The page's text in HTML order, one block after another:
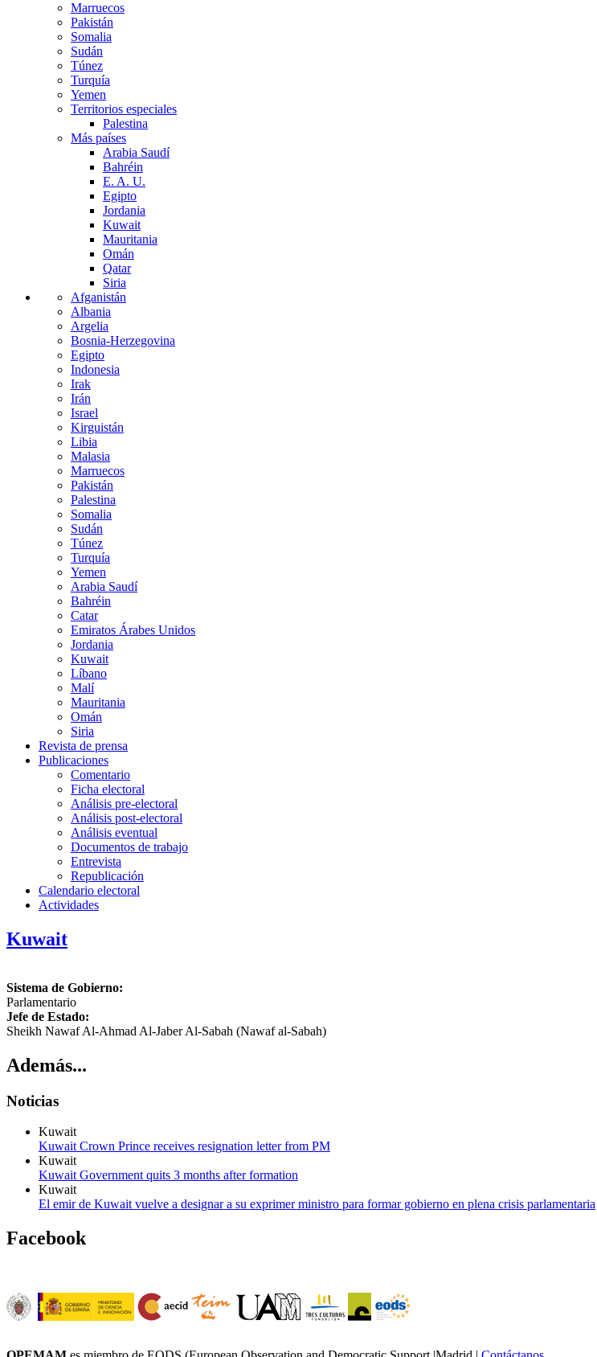
Marruecos
Pakistán
Somalia
Sudán
Túnez
Turquía
Yemen
Territorios especiales
Palestina
Más países
Arabia Saudí
Bahréin
E. A. U.
Egipto
Jordania
Kuwait
Mauritania
Omán
Qatar
Siria
Afganistán
Albania
Argelia
Bosnia-Herzegovina
Egipto
Indonesia
Irak
Irán
Israel
Kirguistán
Libia
Malasia
Marruecos
Pakistán
Palestina
Somalia
Sudán
Túnez
Turquía
Yemen
Arabia Saudí
Bahréin
Catar
Emiratos Árabes Unidos
Jordania
Kuwait
Líbano
Malí
Mauritania
Omán
Siria
Revista de prensa
Publicaciones
Comentario
Ficha electoral
Análisis pre-electoral
Análisis post-electoral
Análisis eventual
Documentos de trabajo
Entrevista
Republicación
Calendario electoral
Actividades
Kuwait
Sistema de Gobierno:
Parlamentario
Jefe de Estado:
Sheikh Nawaf Al-Ahmad Al-Jaber Al-Sabah (Nawaf al-Sabah)
Además...
Noticias
Kuwait
Kuwait Crown Prince receives resignation letter from PM
Kuwait
Kuwait Government quits 3 months after formation
Kuwait
El emir de Kuwait vuelve a designar a su exprimer ministro para formar gobierno en plena crisis parlamentaria
Facebook